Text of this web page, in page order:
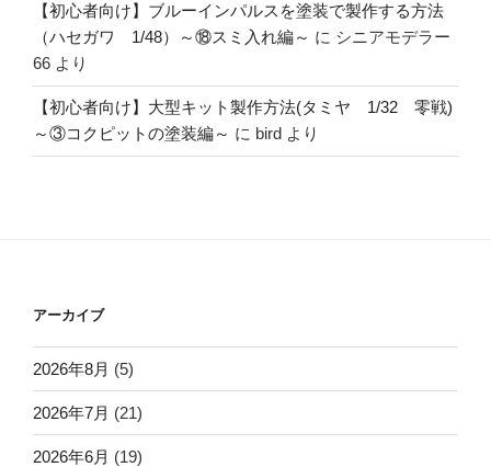
【初心者向け】ブルーインパルスを塗装で製作する方法
（ハセガワ 1/48）～⑱スミ入れ編～ に シニアモデラー
66 より
【初心者向け】大型キット製作方法(タミヤ 1/32 零戦)
～③コクピットの塗装編～ に bird より
アーカイブ
2026年8月 (5)
2026年7月 (21)
2026年6月 (19)